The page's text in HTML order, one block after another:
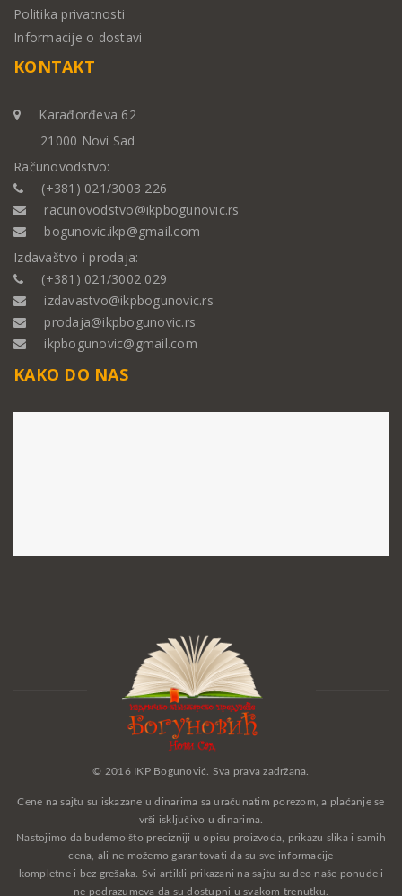
Politika privatnosti
Informacije o dostavi
KONTAKT
Karađorđeva 62
21000 Novi Sad
Računovodstvo:
(+381) 021/3003 226
racunovodstvo@ikpbogunovic.rs
bogunovic.ikp@gmail.com
Izdavaštvo i prodaja:
(+381) 021/3002 029
izdavastvo@ikpbogunovic.rs
prodaja@ikpbogunovic.rs
ikpbogunovic@gmail.com
KAKO DO NAS
© 2016 IKP Bogunović. Sva prava zadržana.
Cene na sajtu su iskazane u dinarima sa uračunatim porezom, a plaćanje se
vrši isključivo u dinarima.
Nastojimo da budemo što precizniji u opisu proizvoda, prikazu slika i samih
cena, ali ne možemo garantovati da su sve informacije
kompletne i bez grešaka. Svi artikli prikazani na sajtu su deo naše ponude i
ne podrazumeva da su dostupni u svakom trenutku.